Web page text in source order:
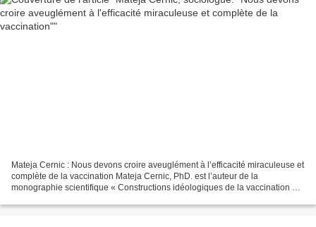
Mateja Cernic : Nous devons croire aveuglément à l’efficacité miraculeuse et
complète de la vaccination Mateja Cernic, PhD. est l’auteur de la
monographie scientifique « Constructions idéologiques de la vaccination »